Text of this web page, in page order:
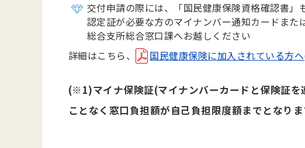
交付申請の際には、「国民健康保険資格確認書
認定証が必要な方のマイナンバー通知カードま
総合支所総合窓口課へお越しください
詳細はこちら、
国民健康保険に加入されている方
(※1)マイナ保険証(マイナンバーカードと保険証
ことなく窓口負担額が自己負担限度額までとなり